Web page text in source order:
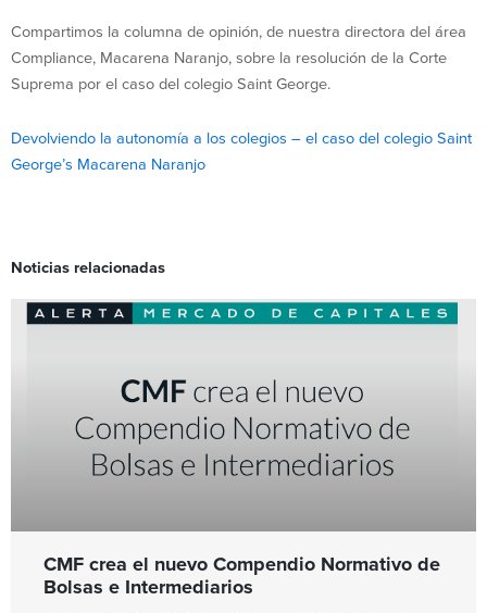
Compartimos la columna de opinión, de nuestra directora del área
Compliance, Macarena Naranjo, sobre la resolución de la Corte
Suprema por el caso del colegio Saint George.
Devolviendo la autonomía a los colegios – el caso del colegio Saint
George’s Macarena Naranjo
Noticias relacionadas
CMF crea el nuevo Compendio Normativo de
Bolsas e Intermediarios